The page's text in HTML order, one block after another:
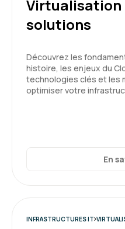
l’apprentissage.
Formation : Docker -
Dylan K.
mes espérances
conteneurs virtuels
Virtualisation
solutions
Découvrez les
histoire, les enjeux du
technologies clés et les
optimiser votre
En
INFRASTRUCTURES IT